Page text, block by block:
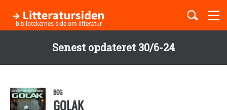
Senest opdateret 30/6-24
hovedindhold
- bibliotekernes side om litteratur
Børnebøger
BOG
GOLAK